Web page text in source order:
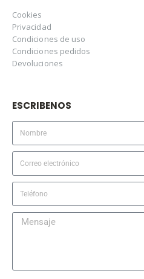
Cookies
Privacidad
Condiciones de uso
Condiciones pedidos
Devoluciones
ESCRIBENOS